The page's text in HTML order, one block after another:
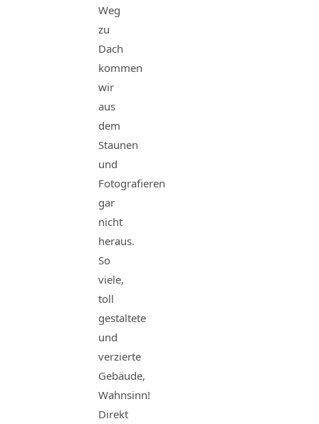
Weg
zu
Dach
kommen
wir
aus
dem
Staunen
und
Fotografieren
gar
nicht
heraus.
So
viele,
toll
gestaltete
und
verzierte
Gebäude,
Wahnsinn!
Direkt